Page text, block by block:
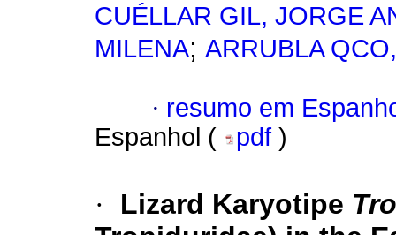
CUÉLLAR GIL, JORGE
MILENA; ARRUBLA
· resumo em
Espanhol (
pdf )
· Lizard Karyotipe